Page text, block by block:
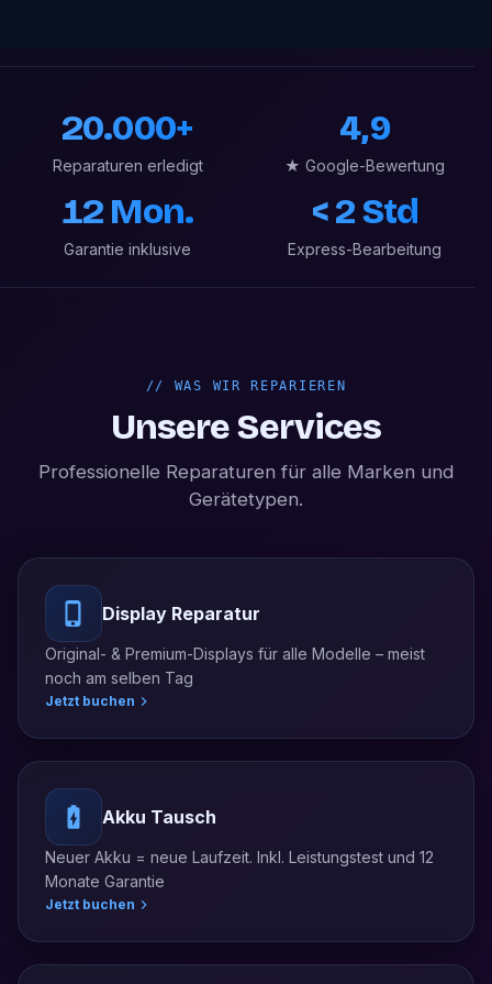
20.000+
Reparaturen erledigt
4,9
★ Google-Bewertung
12 Mon.
Garantie inklusive
< 2 Std
Express-Bearbeitung
// WAS WIR REPARIEREN
Unsere Services
Professionelle Reparaturen für alle Marken und
Gerätetypen.
Display Reparatur
Original- & Premium-Displays für alle Modelle – meist
noch am selben Tag
Jetzt buchen
Akku Tausch
Neuer Akku = neue Laufzeit. Inkl. Leistungstest und 12
Monate Garantie
Jetzt buchen